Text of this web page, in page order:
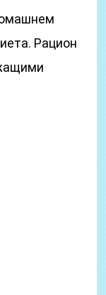
Рацион